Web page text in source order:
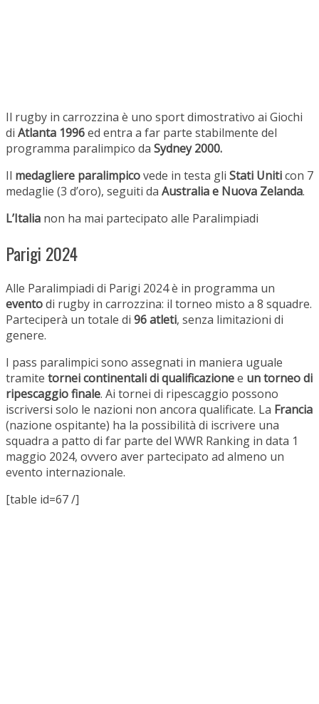
Il rugby in carrozzina è uno sport dimostrativo ai Giochi
di Atlanta 1996ed entra a far parte stabilmente del
programma paralimpico da Sydney 2000.
Il medagliere paralimpicovede in testa gli Stati Uniticon 7
medaglie (3 d’oro), seguiti da Australia e Nuova Zelanda.
L’Italia non ha mai partecipato alle Paralimpiadi
Parigi 2024
Alle Paralimpiadi di Parigi 2024 è in programma un
eventodi rugby in carrozzina: il torneo misto a 8 squadre.
Parteciperà un totale di 96 atleti, senza limitazioni di
genere.
I pass paralimpici sono assegnati in maniera uguale
tramite tornei continentali di qualificazionee un torneo di
ripescaggio finale. Ai tornei di ripescaggio possono
iscriversi solo le nazioni non ancora qualificate. La Francia
(nazione ospitante) ha la possibilità di iscrivere una
squadra a patto di far parte del WWR Ranking in data 1
maggio 2024, ovvero aver partecipato ad almeno un
evento internazionale.
[table id=67 /]